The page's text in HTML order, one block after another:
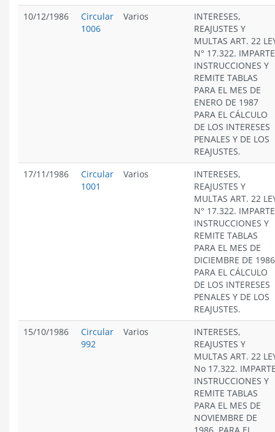
10/12/1986
Circular
1006
Varios
INTERESES,
REAJUSTES Y
MULTAS ART. 22
N° 17.322. IMPARTE
INSTRUCCIONES Y
REMITE TABLAS
PARA EL MES DE
ENERO DE 1987
PARA EL CÁLCULO
DE LOS INTERESES
PENALES Y DE LOS
REAJUSTES.
17/11/1986
Circular
1001
Varios
INTERESES,
REAJUSTES Y
MULTAS ART. 22
N° 17.322. IMPARTE
INSTRUCCIONES Y
REMITE TABLAS
PARA EL MES DE
DICIEMBRE DE 1986
PARA EL CÁLCULO
DE LOS INTERESES
PENALES Y DE LOS
REAJUSTES.
15/10/1986
Circular
992
Varios
INTERESES,
REAJUSTES Y
MULTAS ART. 22
No 17.322.
INSTRUCCIONES Y
REMITE TABLAS
PARA EL MES DE
NOVIEMBRE DE